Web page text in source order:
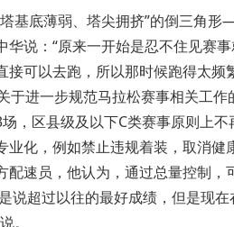
基底薄弱、塔尖拥挤”的倒三角
说：“原来一开始是忍不住见赛
可以去跑，所以那时候跑得太频
于进一步规范马拉松赛事相关工
，区县级及以下C类赛事原则上
化，例如禁止违规着装，取消健
速员，他认为，通过总量控制
说超过以往的最好成绩，但是现
。